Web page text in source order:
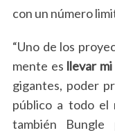
con un número
“Uno de los
mente es llevar
gigantes, poder
público a todo el
también Bungle